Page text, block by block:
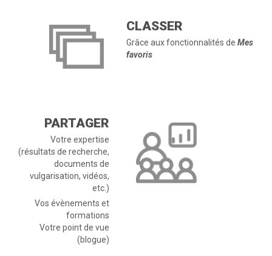
CLASSER
Grâce aux fonctionnalités de Mes
favoris
PARTAGER
Votre expertise
(résultats de recherche,
documents de
vulgarisation, vidéos,
etc.)
Vos évènements et
formations
Votre point de vue
(blogue)